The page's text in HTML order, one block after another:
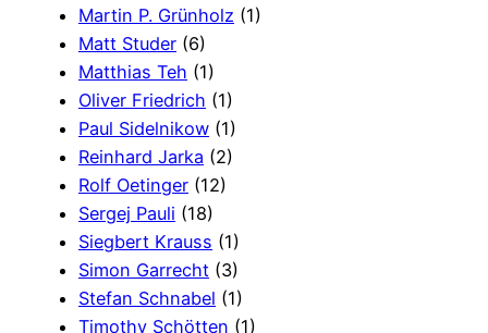
Martin P. Grünholz (1)
Matt Studer (6)
Matthias Teh (1)
Oliver Friedrich (1)
Paul Sidelnikow (1)
Reinhard Jarka (2)
Rolf Oetinger (12)
Sergej Pauli (18)
Siegbert Krauss (1)
Simon Garrecht (3)
Stefan Schnabel (1)
Timothy Schötten (1)